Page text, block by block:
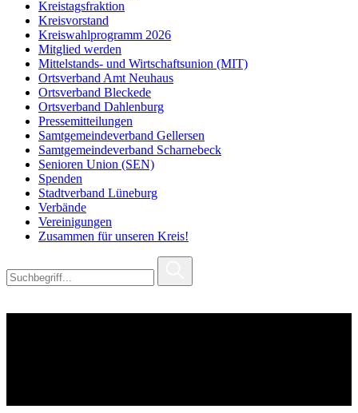
Kreistagsfraktion
Kreisvorstand
Kreiswahlprogramm 2026
Mitglied werden
Mittelstands- und Wirtschaftsunion (MIT)
Ortsverband Amt Neuhaus
Ortsverband Bleckede
Ortsverband Dahlenburg
Pressemitteilungen
Samtgemeindeverband Gellersen
Samtgemeindeverband Scharnebeck
Senioren Union (SEN)
Spenden
Stadtverband Lüneburg
Verbände
Vereinigungen
Zusammen für unseren Kreis!